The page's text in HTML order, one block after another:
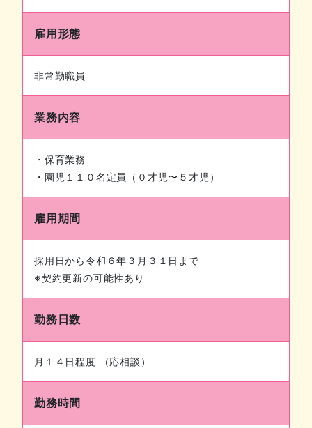
雇用形態
非常勤職員
業務内容
・保育業務
・園児１１０名定員（０才児〜５才児）
雇用期間
採⽤日から令和６年３⽉３１日まで
※契約更新の可能性あり
勤務日数
⽉１４日程度 （応相談）
勤務時間